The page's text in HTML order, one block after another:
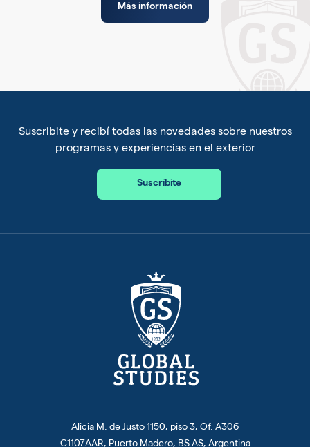
Más información
Suscribite y recibí todas las novedades sobre nuestros
programas y experiencias en el exterior
Suscríbite
Alicia M. de Justo 1150, piso 3, Of. A306
C1107AAR, Puerto Madero, BS AS, Argentina